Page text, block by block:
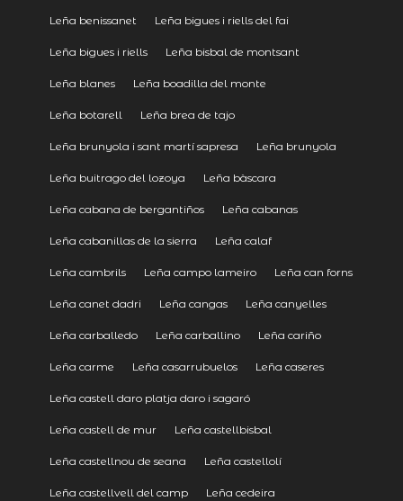
Leña benissanet Leña bigues i riells del fai
Leña bigues i riells Leña bisbal de montsant
Leña blanes Leña boadilla del monte
Leña botarell Leña brea de tajo
Leña brunyola i sant martí sapresa Leña brunyola
Leña buitrago del lozoya Leña bàscara
Leña cabana de bergantiños Leña cabanas
Leña cabanillas de la sierra Leña calaf
Leña cambrils Leña campo lameiro Leña can forns
Leña canet dadri Leña cangas Leña canyelles
Leña carballedo Leña carballino Leña cariño
Leña carme Leña casarrubuelos Leña caseres
Leña castell daro platja daro i sagaró
Leña castell de mur Leña castellbisbal
Leña castellnou de seana Leña castellolí
Leña castellvell del camp Leña cedeira